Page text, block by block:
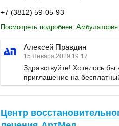
+7 (3812) 59-05-93
Посмотреть подробнее:
Алексей Правдин
15 Января 2019 19:17
Здравствуйте! Хотелось бы
приглашение на
Центр